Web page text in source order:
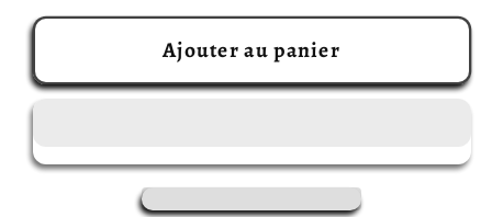
quantité
Silver
(Français)
quantité
de
Silver
(Français)
Ajouter au panier